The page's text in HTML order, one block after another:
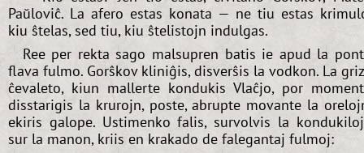
Paŭloviĉ. La afero estas konata — ne tiu estas
kiu ŝtelas, sed tiu, kiu ŝtelistojn indulgas.
Ree per rekta sago malsupren batis ie apud la
flava fulmo. Gorŝkov kliniĝis, disverŝis la vodkon. La
ĉevaleto, kiun mallerte kondukis Vlaĉjo, por
disstarigis la krurojn, poste, abrupte movante la
ekiris galope. Ustimenko falis, survolvis la
sur la manon, kriis en krakado de falegantaj fulmoj: